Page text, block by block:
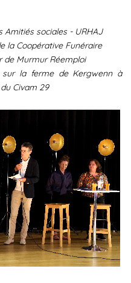
Amitiés sociales - URHAJ
la Coopérative Funéraire
de Murmur Réemploi
sur la ferme de Kergwenn à
Civam 29